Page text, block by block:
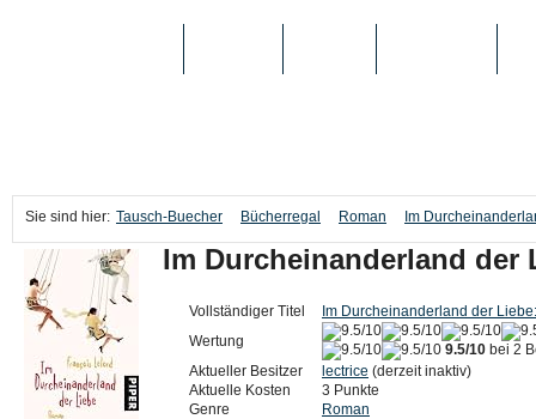
Sie sind hier: Tausch-Buecher Bücherregal Roman Im
Im Durcheinanderland der
Vollständiger Titel
Im Durcheinanderland der
Wertung
9.5/10 bei 2
Aktueller Besitzer
lectrice (derzeit inaktiv)
Aktuelle Kosten
3 Punkte
Genre
Roman